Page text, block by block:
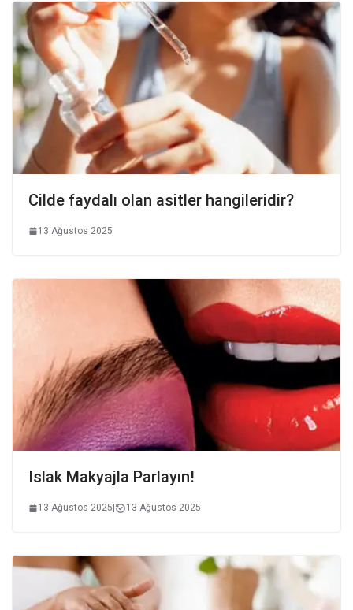
Cilde faydalı olan asitler hangileridir?
13 Ağustos 2025
Islak Makyajla Parlayın!
13 Ağustos 2025 13 Ağustos 2025